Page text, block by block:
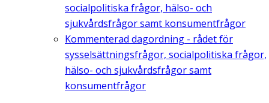
socialpolitiska frågor, hälso- och
sjukvårdsfrågor samt konsumentfrågor
Kommenterad dagordning - rådet för
sysselsättningsfrågor, socialpolitiska frågor,
hälso- och sjukvårdsfrågor samt
konsumentfrågor